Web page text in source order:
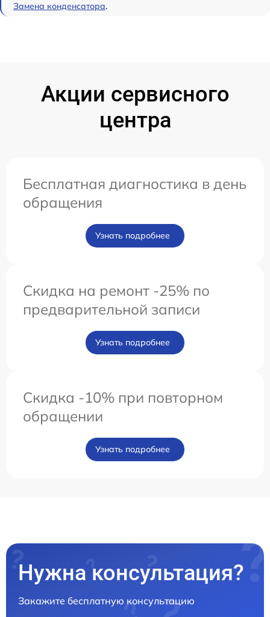
Замена конденсатора.
Акции сервисного
центра
Бесплатная диагностика в день
обращения
Узнать подробнее
Скидка на ремонт -25% по
предварительной записи
Узнать подробнее
Скидка -10% при повторном
обращении
Узнать подробнее
Нужна консультация?
Закажите бесплатную консультацию